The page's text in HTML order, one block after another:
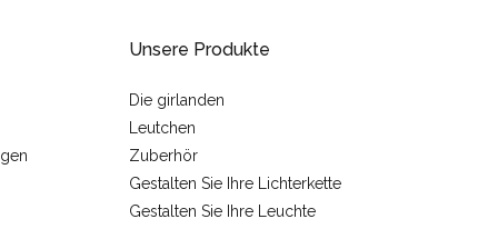
Unsere Produkte
Die girlanden
Leutchen
Zuberhör
Gestalten Sie Ihre Lichterkette
Gestalten Sie Ihre Leuchte